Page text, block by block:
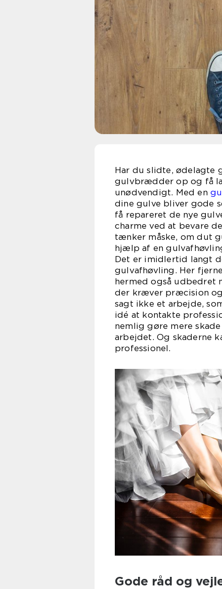
Har du slidte, ødelagte
gulvbrædder op og få
unødvendigt. Med en
dine gulve bliver gode
få repareret de nye
charme ved at bevare
tænker måske, om dut
hjælp af en
Det er imidlertid langt
gulvafhøvling. Her
hermed også udbedret
der kræver præcision
sagt ikke et arbejde,
idé at kontakte
nemlig gøre mere
arbejdet. Og skaderne
professionel.
Gode råd og